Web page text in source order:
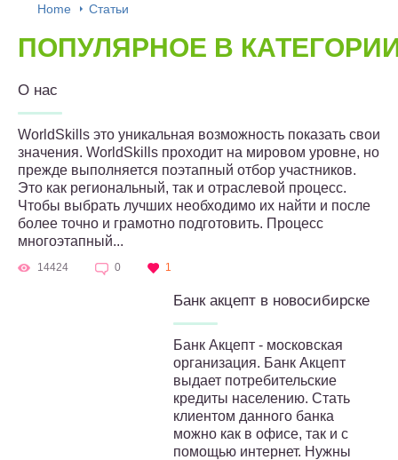
Home Статьи
ПОПУЛЯРНОЕ В
О нас
WorldSkills это уникальная возможность показать свои
значения. WorldSkills проходит на мировом уровне, но
прежде выполняется поэтапный отбор участников.
Это как региональный, так и отраслевой процесс.
Чтобы выбрать лучших необходимо их найти и после
более точно и грамотно подготовить. Процесс
многоэтапный...
14424 0 1
Банк акцепт в новосибирске
Банк Акцепт - московская
организация. Банк Акцепт
выдает потребительские
кредиты населению. Стать
клиентом данного банка
можно как в офисе, так и с
помощью интернет. Нужны